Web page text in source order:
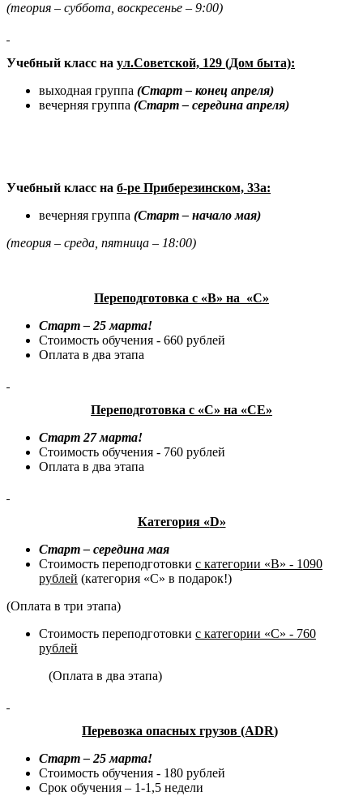
(теория – суббота, воскресенье – 9:00)
Учебный класс на ул.Советской, 129 (Дом быта):
выходная группа (Старт – конец апреля)
вечерняя группа (Старт – середина апреля)
Учебный класс на б-ре Приберезинском, 33а:
вечерняя группа (Старт – начало мая)
(теория – среда, пятница – 18:00)
Переподготовка с «В» на «С»
Старт – 25 марта!
Стоимость обучения - 660 рублей
Оплата в два этапа
Переподготовка с «С» на «СЕ»
Старт 27 марта!
Стоимость обучения - 760 рублей
Оплата в два этапа
Категория «D»
Старт – середина мая
Стоимость переподготовки с категории «В» - 1090
рублей (категория «С» в подарок!)
(Оплата в три этапа)
Стоимость переподготовки с категории «С» - 760
рублей
(Оплата в два этапа)
Перевозка опасных грузов (АDR)
Старт – 25 марта!
Стоимость обучения - 180 рублей
Срок обучения – 1-1,5 недели